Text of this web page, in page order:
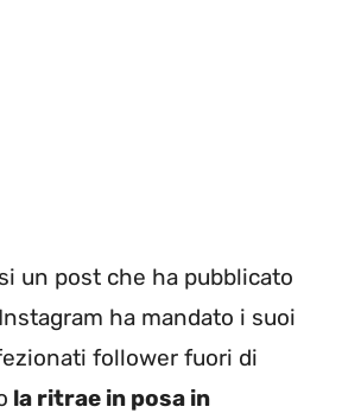
un post che ha pubblicato
ha mandato i suoi
follower fuori di
la ritrae in posa in